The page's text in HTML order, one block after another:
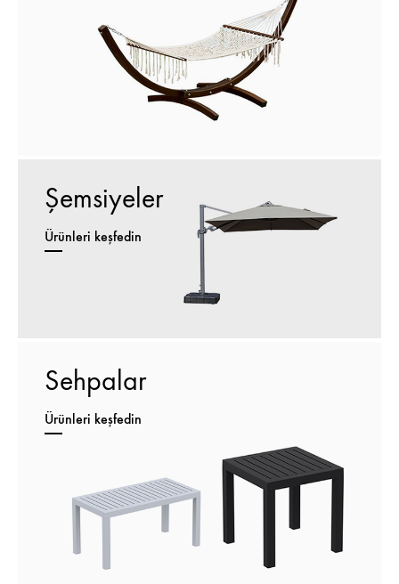
Şemsiyeler
Ürünleri keşfedin
Sehpalar
Ürünleri keşfedin